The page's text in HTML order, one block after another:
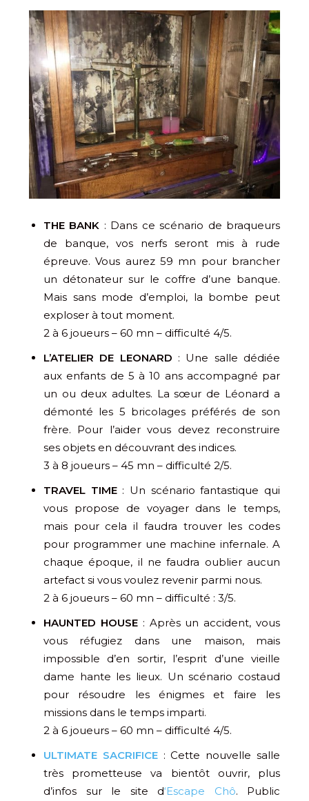
THE BANK : Dans ce scénario de braqueurs
de banque, vos nerfs seront mis à rude
épreuve. Vous aurez 59 mn pour brancher
un détonateur sur le coffre d’une banque.
Mais sans mode d’emploi, la bombe peut
exploser à tout moment.
2 à 6 joueurs – 60 mn – difficulté 4/5.
L’ATELIER DE LEONARD : Une salle dédiée
aux enfants de 5 à 10 ans accompagné par
un ou deux adultes. La sœur de Léonard a
démonté les 5 bricolages préférés de son
frère. Pour l’aider vous devez reconstruire
ses objets en découvrant des indices.
3 à 8 joueurs – 45 mn – difficulté 2/5.
TRAVEL TIME: Un scénario fantastique qui
vous propose de voyager dans le temps,
mais pour cela il faudra trouver les codes
pour programmer une machine infernale. A
chaque époque, il ne faudra oublier aucun
artefact si vous voulez revenir parmi nous.
2 à 6 joueurs – 60 mn – difficulté : 3/5.
HAUNTED HOUSE: Après un accident, vous
vous réfugiez dans une maison, mais
impossible d’en sortir, l’esprit d’une vieille
dame hante les lieux. Un scénario costaud
pour résoudre les énigmes et faire les
missions dans le temps imparti.
2 à 6 joueurs – 60 mn – difficulté 4/5.
ULTIMATE SACRIFICE: Cette nouvelle salle
très prometteuse va bientôt ouvrir, plus
d’infos sur le site d‘Escape Chô. Public